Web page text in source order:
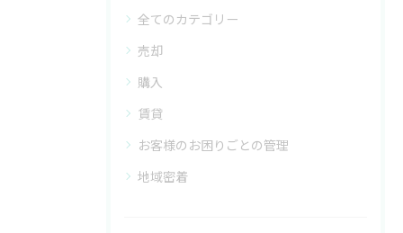
全てのカテゴリー
売却
購入
賃貸
お客様のお困りごとの管理
地域密着